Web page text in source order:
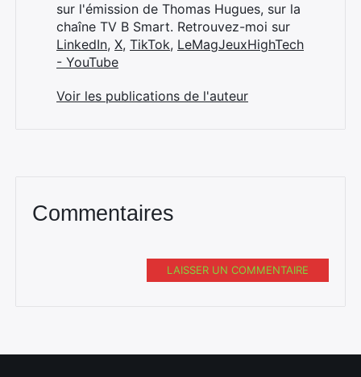
sur l'émission de Thomas Hugues, sur la
chaîne TV B Smart. Retrouvez-moi sur
LinkedIn, X, TikTok, LeMagJeuxHighTech
- YouTube
Voir les publications de l'auteur
Commentaires
LAISSER UN COMMENTAIRE